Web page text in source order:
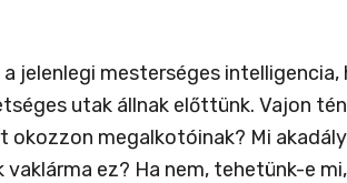
jelenlegi mesterséges
utak állnak előttünk. Vajon
megalkotóinak? Mi
ez? Ha nem, tehetünk-e